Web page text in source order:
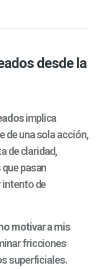
desde la
implica
de una sola acción,
de claridad,
pasan
intento de
motivar a mis
fricciones
superficiales.